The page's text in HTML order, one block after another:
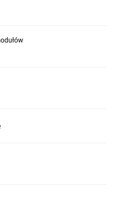
zacisk?
łączeniową sztyftową.